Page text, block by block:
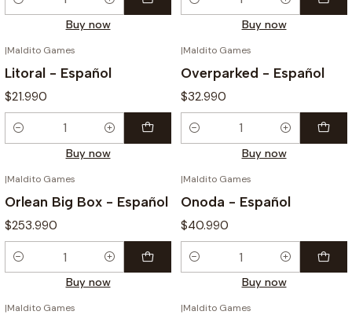
Quantity
Buy now
Quantity
Buy now
|Maldito Games
Litoral - Español
$21.990
Quantity
Buy now
|Maldito Games
Overparked - Español
$32.990
Quantity
Buy now
|Maldito Games
Orlean Big Box - Español
$253.990
Quantity
Buy now
|Maldito Games
Onoda - Español
$40.990
Quantity
Buy now
|Maldito Games |Maldito Games